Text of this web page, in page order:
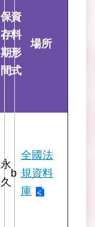
保
存
期
間
資
料
形
式
場所
永
久
b
全國法
規資料
庫